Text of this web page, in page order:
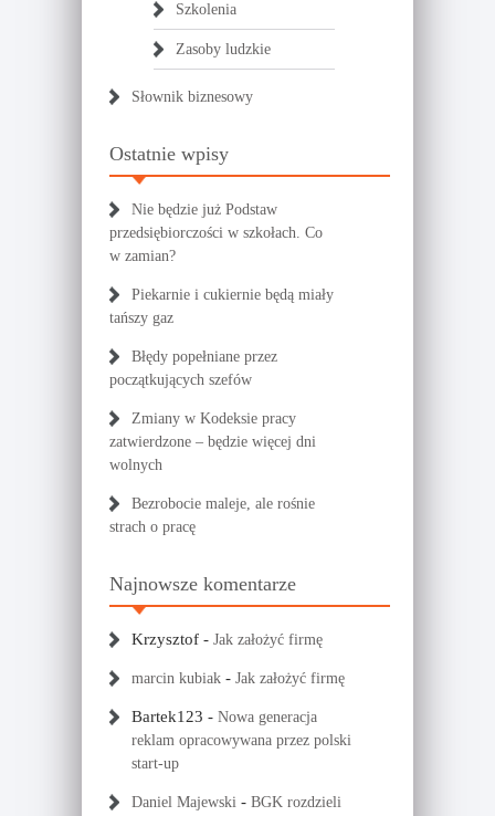
Szkolenia
Zasoby ludzkie
Słownik biznesowy
Ostatnie wpisy
Nie będzie już Podstaw
przedsiębiorczości w szkołach. Co
w zamian?
Piekarnie i cukiernie będą miały
tańszy gaz
Błędy popełniane przez
początkujących szefów
Zmiany w Kodeksie pracy
zatwierdzone – będzie więcej dni
wolnych
Bezrobocie maleje, ale rośnie
strach o pracę
Najnowsze komentarze
Krzysztof - Jak założyć firmę
marcin kubiak - Jak założyć firmę
Bartek123 - Nowa generacja
reklam opracowywana przez polski
start-up
Daniel Majewski - BGK rozdzieli